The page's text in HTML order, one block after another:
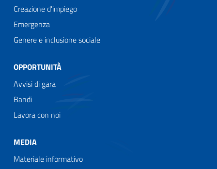
Creazione d'impiego
Emergenza
Genere e inclusione sociale
OPPORTUNITÀ
Avvisi di gara
Bandi
Lavora con noi
MEDIA
Materiale informativo